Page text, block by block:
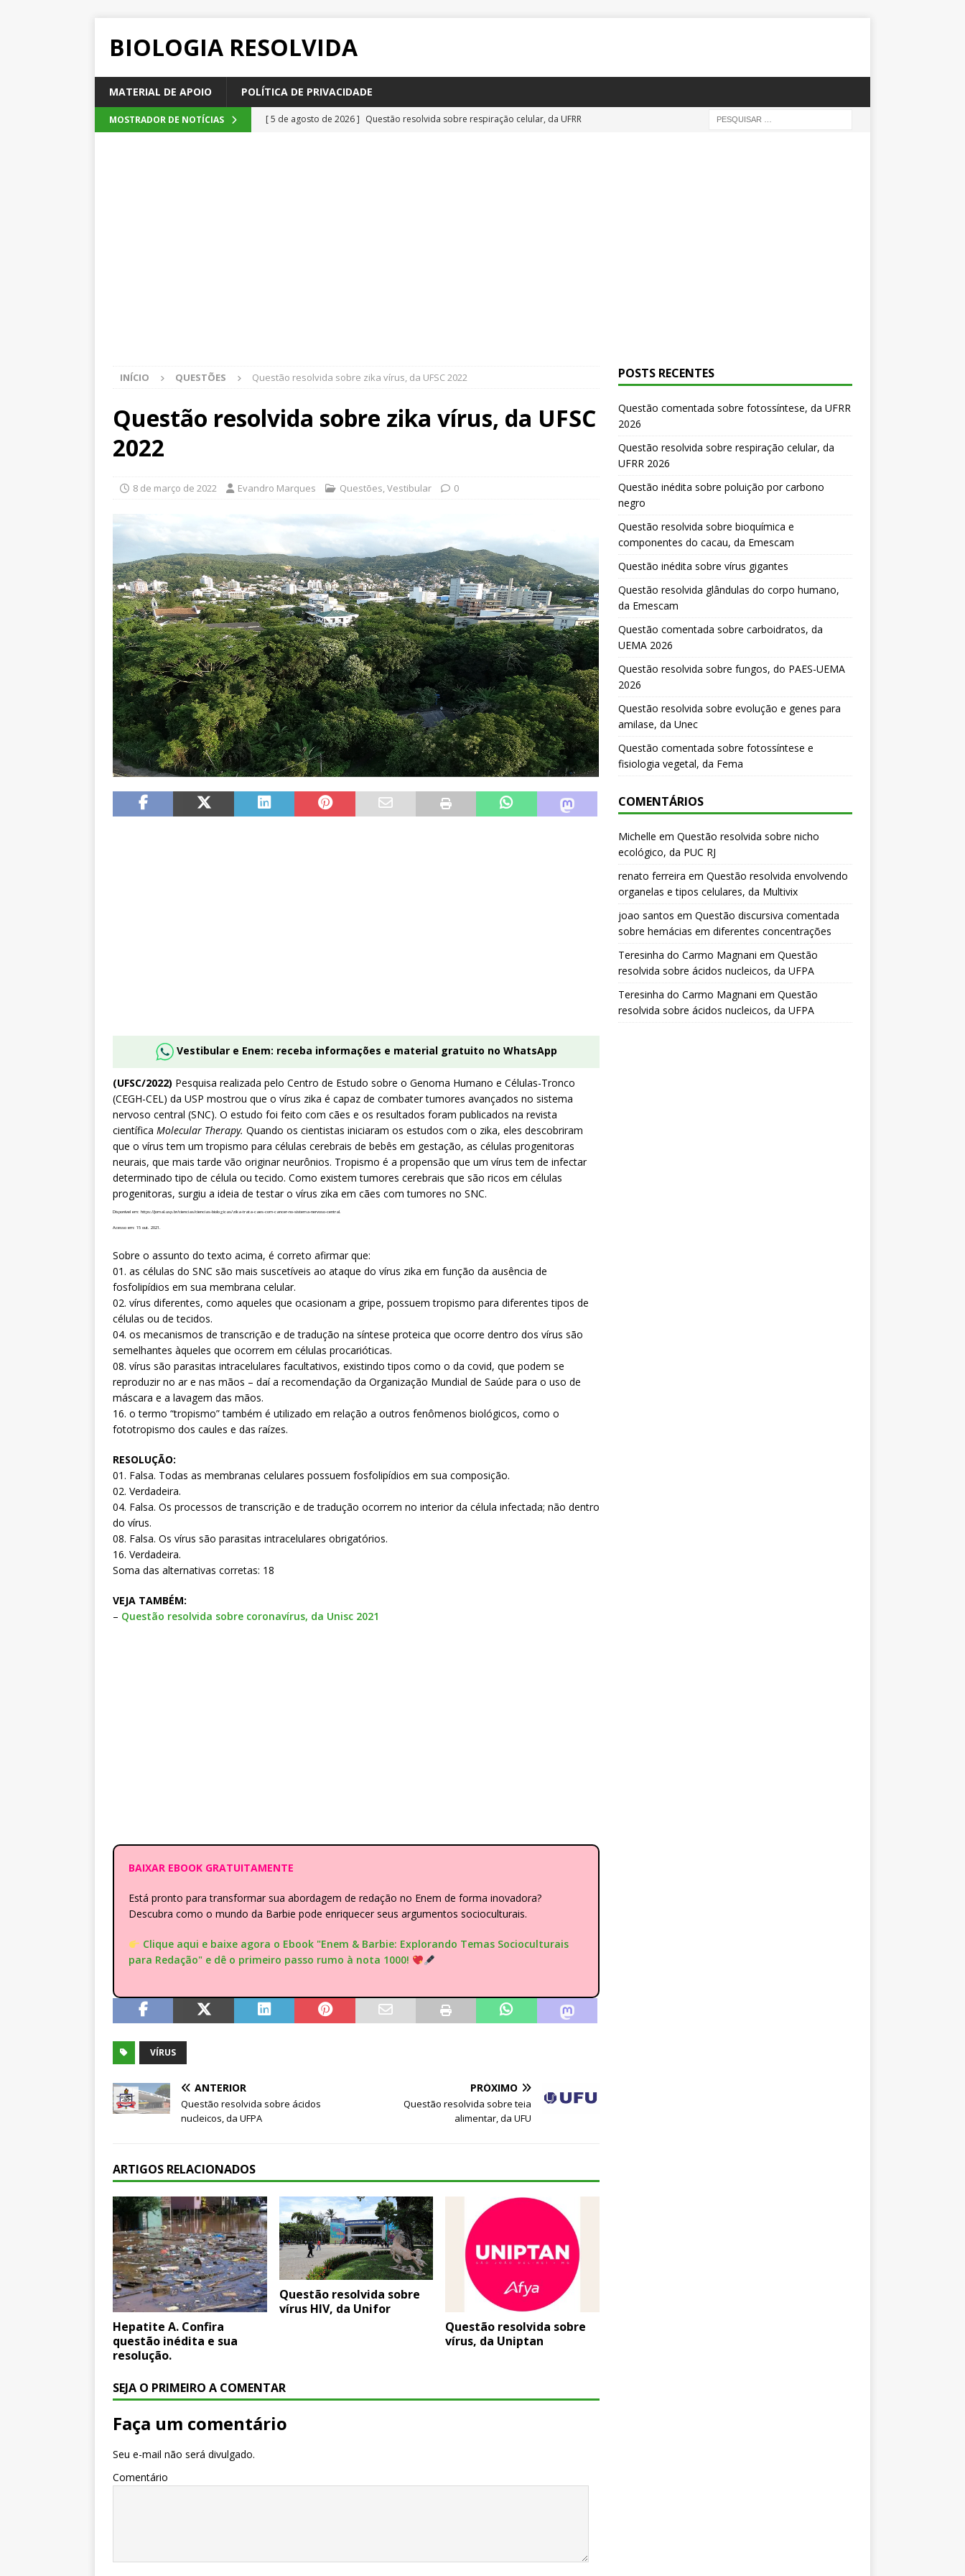
BIOLOGIA RESOLVIDA
MATERIAL DE APOIO POLÍTICA DE PRIVACIDADE
MOSTRADOR DE NOTÍCIAS [ 5 de agosto de 2026 ] Questão resolvida sobre respiração celular, da UFRR
INÍCIO QUESTÕES Questão resolvida sobre zika vírus, da UFSC 2022
Questão resolvida sobre zika vírus, da UFSC
2022
8 de março de 2022 Evandro Marques Questões,Vestibular 0
Vestibular e Enem: receba informações e material gratuito no WhatsApp
(UFSC/2022) Pesquisa realizada pelo Centro de Estudo sobre o Genoma Humano e Células-Tronco
(CEGH-CEL) da USP mostrou que o vírus zika é capaz de combater tumores avançados no sistema
nervoso central (SNC). O estudo foi feito com cães e os resultados foram publicados na revista
científica Molecular Therapy. Quando os cientistas iniciaram os estudos com o zika, eles descobriram
que o vírus tem um tropismo para células cerebrais de bebês em gestação, as células progenitoras
neurais, que mais tarde vão originar neurônios. Tropismo é a propensão que um vírus tem de infectar
determinado tipo de célula ou tecido. Como existem tumores cerebrais que são ricos em células
progenitoras, surgiu a ideia de testar o vírus zika em cães com tumores no SNC.
Disponível em: https://jornal.usp.br/ciencias/ciencias-biologicas/zika-trata-caes-com-cancer-no-sistema-nervoso-central.
Acesso em: 15 out. 2021.
Sobre o assunto do texto acima, é correto afirmar que:
01. as células do SNC são mais suscetíveis ao ataque do vírus zika em função da ausência de
fosfolipídios em sua membrana celular.
02. vírus diferentes, como aqueles que ocasionam a gripe, possuem tropismo para diferentes tipos de
células ou de tecidos.
04. os mecanismos de transcrição e de tradução na síntese proteica que ocorre dentro dos vírus são
semelhantes àqueles que ocorrem em células procarióticas.
08. vírus são parasitas intracelulares facultativos, existindo tipos como o da covid, que podem se
reproduzir no ar e nas mãos – daí a recomendação da Organização Mundial de Saúde para o uso de
máscara e a lavagem das mãos.
16. o termo “tropismo” também é utilizado em relação a outros fenômenos biológicos, como o
fototropismo dos caules e das raízes.
RESOLUÇÃO:
01. Falsa. Todas as membranas celulares possuem fosfolipídios em sua composição.
02. Verdadeira.
04. Falsa. Os processos de transcrição e de tradução ocorrem no interior da célula infectada; não dentro
do vírus.
08. Falsa. Os vírus são parasitas intracelulares obrigatórios.
16. Verdadeira.
Soma das alternativas corretas: 18
VEJA TAMBÉM:
– Questão resolvida sobre coronavírus, da Unisc 2021
BAIXAR EBOOK GRATUITAMENTE
Está pronto para transformar sua abordagem de redação no Enem de forma inovadora?
Descubra como o mundo da Barbie pode enriquecer seus argumentos socioculturais.
Clique aqui e baixe agora o Ebook "Enem & Barbie: Explorando Temas Socioculturais
para Redação" e dê o primeiro passo rumo à nota 1000!
VÍRUS
ANTERIOR
Questão resolvida sobre ácidos
nucleicos, da UFPA
PRÓXIMO
Questão resolvida sobre teia
alimentar, da UFU
ARTIGOS RELACIONADOS
Hepatite A. Confira
questão inédita e sua
resolução.
Questão resolvida sobre
vírus HIV, da Unifor
Questão resolvida sobre
vírus, da Uniptan
SEJA O PRIMEIRO A COMENTAR
Faça um comentário
Seu e-mail não será divulgado.
Comentário
POSTS RECENTES
Questão comentada sobre fotossíntese, da UFRR
2026
Questão resolvida sobre respiração celular, da
UFRR 2026
Questão inédita sobre poluição por carbono
negro
Questão resolvida sobre bioquímica e
componentes do cacau, da Emescam
Questão inédita sobre vírus gigantes
Questão resolvida glândulas do corpo humano,
da Emescam
Questão comentada sobre carboidratos, da
UEMA 2026
Questão resolvida sobre fungos, do PAES-UEMA
2026
Questão resolvida sobre evolução e genes para
amilase, da Unec
Questão comentada sobre fotossíntese e
fisiologia vegetal, da Fema
COMENTÁRIOS
Michelle em Questão resolvida sobre nicho
ecológico, da PUC RJ
renato ferreira em Questão resolvida envolvendo
organelas e tipos celulares, da Multivix
joao santos em Questão discursiva comentada
sobre hemácias em diferentes concentrações
Teresinha do Carmo Magnani em Questão
resolvida sobre ácidos nucleicos, da UFPA
Teresinha do Carmo Magnani em Questão
resolvida sobre ácidos nucleicos, da UFPA